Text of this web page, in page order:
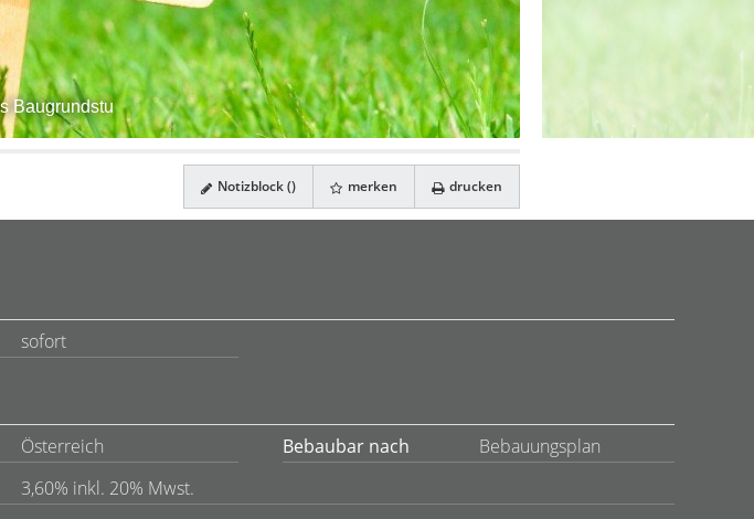
Baugrundstu
Notizblock () merken drucken
sofort
Österreich Bebaubar nach
Bebauungsplan
3,60% inkl. 20% Mwst.